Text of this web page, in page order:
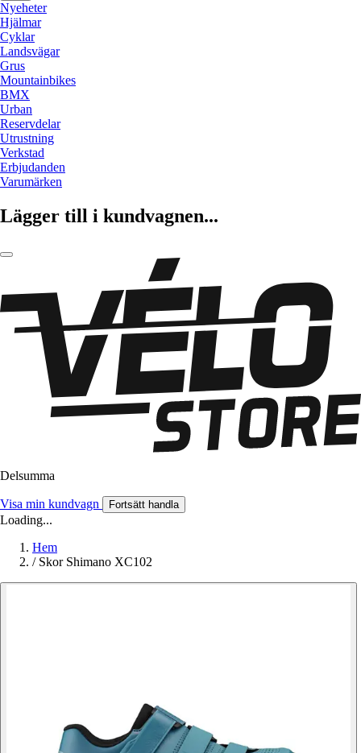
Nyeheter
Hjälmar
Cyklar
Landsvägar
Grus
Mountainbikes
BMX
Urban
Reservdelar
Utrustning
Verkstad
Erbjudanden
Varumärken
Lägger till i kundvagnen...
Delsumma
Visa min kundvagn Fortsätt handla
Loading...
Hem
/ Skor Shimano XC102